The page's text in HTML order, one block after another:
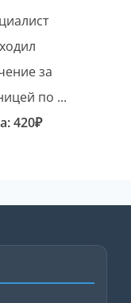
за
по ...
420₽